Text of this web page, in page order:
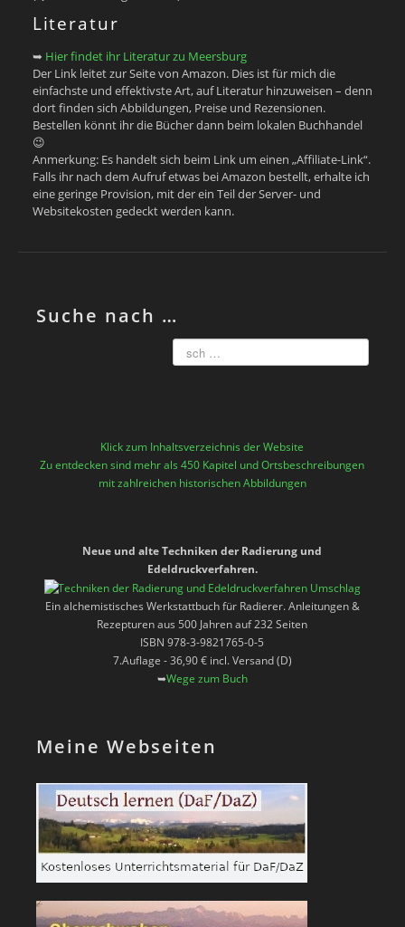
Literatur
➥ Hier findet ihr Literatur zu Meersburg
Der Link leitet zur Seite von Amazon. Dies ist für mich die
einfachste und effektivste Art, auf Literatur hinzuweisen – denn
dort finden sich Abbildungen, Preise und Rezensionen.
Bestellen könnt ihr die Bücher dann beim lokalen Buchhandel
😉
Anmerkung: Es handelt sich beim Link um einen „Affiliate-Link“.
Falls ihr nach dem Aufruf etwas bei Amazon bestellt, erhalte ich
eine geringe Provision, mit der ein Teil der Server- und
Websitekosten gedeckt werden kann.
Suche nach …
Klick zum Inhaltsverzeichnis der Website
Zu entdecken sind mehr als 450 Kapitel und Ortsbeschreibungen
mit zahlreichen historischen Abbildungen
Neue und alte Techniken der Radierung und
Edeldruckverfahren.
Ein alchemistisches Werkstattbuch für Radierer. Anleitungen &
Rezepturen aus 500 Jahren auf 232 Seiten
ISBN 978-3-9821765-0-5
7.Auflage - 36,90 € incl. Versand (D)
➥Wege zum Buch
Meine Webseiten